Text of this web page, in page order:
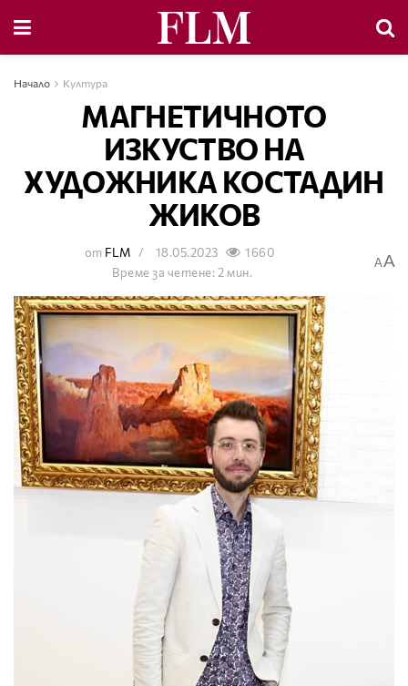
Начало Култура
МАГНЕТИЧНОТО
ИЗКУСТВО НА
ХУДОЖНИКА КОСТАДИН
ЖИКОВ
от FLM 18.05.2023
1660
Време за четене: 2 мин.
AA